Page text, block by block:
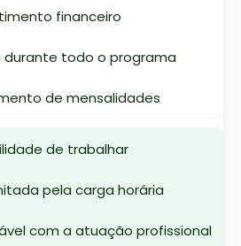
financeiro
durante todo o programa
de mensalidades
de trabalhar
pela carga horária
com a atuação profissional